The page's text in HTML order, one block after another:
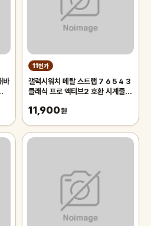
바
11번가
갤럭시워치 메탈 스트랩 7 6 5 4 3
클래식 프로 액티브2 호환 시계줄
11,900원